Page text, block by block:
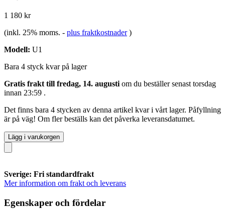
1 180 kr
(inkl. 25% moms. - plus fraktkostnader )
Modell: U1
Bara 4 styck kvar på lager
Gratis frakt till fredag, 14. augusti om du beställer senast torsdag
innan 23:59 .
Det finns bara 4 stycken av denna artikel kvar i vårt lager. Påfyllning
är på väg! Om fler beställs kan det påverka leveransdatumet.
Lägg i varukorgen
Sverige: Fri standardfrakt
Mer information om frakt och leverans
Egenskaper och fördelar